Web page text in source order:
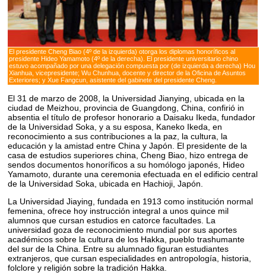
El presidente Cheng Biao (4º de la izquierda) otorga los diplomas honoríficos al
presidente Hideo Yamamoto (4º de la derecha). El presidente universitario chino
estuvo acompañado por una delegación compuesta por (de izquierda a derecha) Hou
Xianhua, vicepresidente; Wu Chunhua, docente y director de la Oficina de Asuntos
Exteriores; y Xue Fangcun, asistente del gabinete del presidente Cheng.
El 31 de marzo de 2008, la Universidad Jianying, ubicada en la
ciudad de Meizhou, provincia de Guangdong, China, confirió in
absentia el título de profesor honorario a Daisaku Ikeda, fundador
de la Universidad Soka, y a su esposa, Kaneko Ikeda, en
reconocimiento a sus contribuciones a la paz, la cultura, la
educación y la amistad entre China y Japón. El presidente de la
casa de estudios superiores china, Cheng Biao, hizo entrega de
sendos documentos honoríficos a su homólogo japonés, Hideo
Yamamoto, durante una ceremonia efectuada en el edificio central
de la Universidad Soka, ubicada en Hachioji, Japón.
La Universidad Jiaying, fundada en 1913 como institución normal
femenina, ofrece hoy instrucción integral a unos quince mil
alumnos que cursan estudios en catorce facultades. La
universidad goza de reconocimiento mundial por sus aportes
académicos sobre la cultura de los Hakka, pueblo trashumante
del sur de la China. Entre su alumnado figuran estudiantes
extranjeros, que cursan especialidades en antropología, historia,
folclore y religión sobre la tradición Hakka.